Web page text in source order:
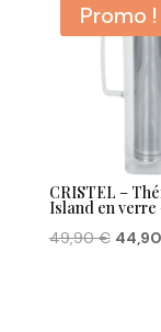
Promo !
CRISTEL –
Island en verre
49,90€ Le
44,90